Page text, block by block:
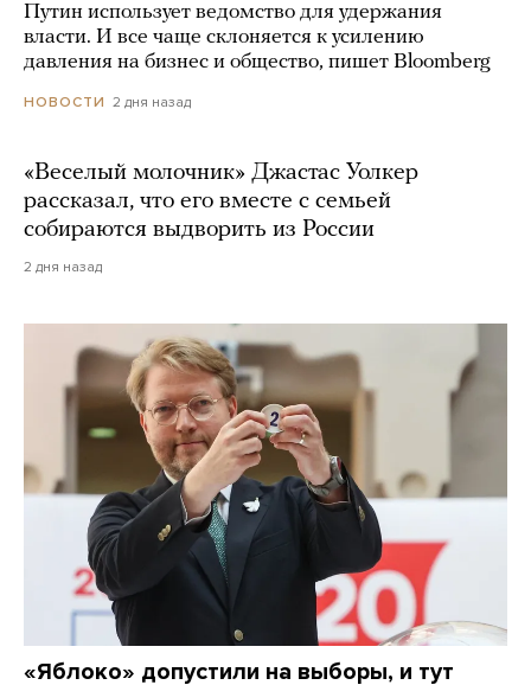
Путин использует ведомство для удержания
власти. И все чаще склоняется к усилению
давления на бизнес и общество, пишет Bloomberg
НОВОСТИ 2 дня назад
«Веселый молочник» Джастас Уолкер
рассказал, что его вместе с семьей
собираются выдворить из России
2 дня назад
«Яблоко» допустили на выборы, и тут